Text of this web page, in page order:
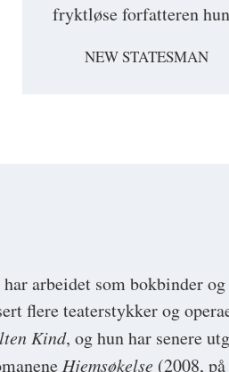
fryktløse forfatteren
NEW STATESMAN
arbeidet som bokbinder og
flere teaterstykker og
Kind, og hun har senere
Hjemsøkelse (2008,